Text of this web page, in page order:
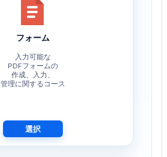
フォーム
入力可能な
PDFフォームの
作成、入力、
管理に関するコース
選択